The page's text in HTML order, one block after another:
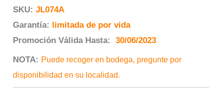
SKU:JL074A
Garantía: limitada de por vida
Promoción Válida Hasta:
30/06/2023
NOTA: Puede recoger en bodega, pregunte por
disponibilidad en su localidad.